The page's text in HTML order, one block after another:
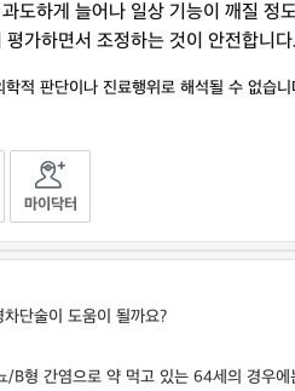
도하게 늘어나 일상 기능이 깨질 정
가하면서 조정하는 것이 안전합니다.
적 판단이나 진료행위로 해석될 수 없습니
마이닥터
단술이 도움이 될까요?
/B형 간염으로 약 먹고 있는 64세의 경우